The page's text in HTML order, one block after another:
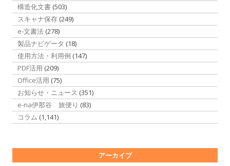
構造化文書 (503)
スキャナ保存 (249)
e-文書法 (278)
製品ナビゲータ (18)
使用方法・利用例 (147)
PDF活用 (209)
Office活用 (75)
お知らせ・ニュース (351)
e-na伊那谷 旅便り (83)
コラム (1,141)
アーカイブ